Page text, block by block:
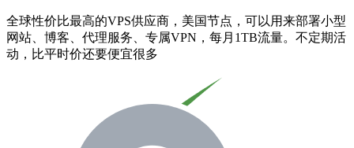
全球性价比最高的VPS供应商，美国节点，可以用来部署小型
网站、博客、代理服务、专属VPN，每月1TB流量。不定期活
动，比平时价还要便宜很多